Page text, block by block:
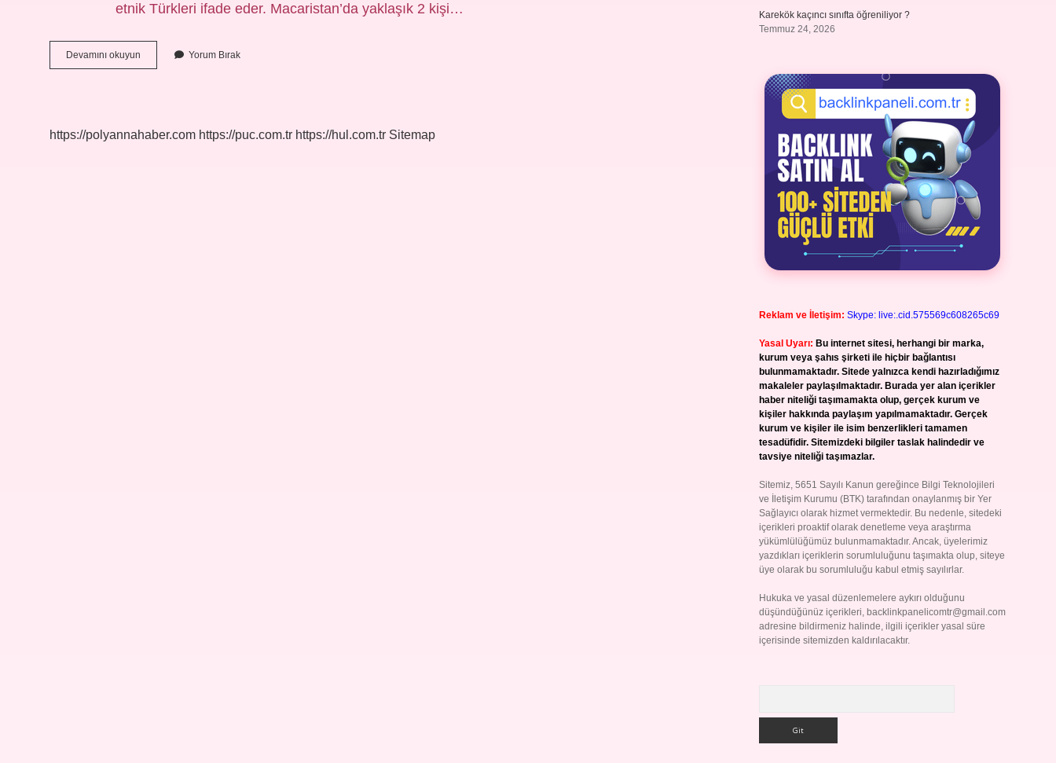
etnik Türkleri ifade eder. Macaristan’da yaklaşık 2 kişi…
Devamını okuyun
Türkleri
Yorum Bırak
https://polyannahaber.com https://puc.com.tr https://hul.com.tr Sitemap
Karekök kaçıncı sınıfta öğreniliyor ?
Temmuz 24, 2026
Reklam ve İletişim: Skype: live:.cid.575569c608265c69
Yasal Uyarı: Bu internet sitesi, herhangi bir marka,
kurum veya şahıs şirketi ile hiçbir bağlantısı
bulunmamaktadır. Sitede yalnızca kendi hazırladığımız
makaleler paylaşılmaktadır. Burada yer alan içerikler
haber niteliği taşımamakta olup, gerçek kurum ve
kişiler hakkında paylaşım yapılmamaktadır. Gerçek
kurum ve kişiler ile isim benzerlikleri tamamen
tesadüfidir. Sitemizdeki bilgiler taslak halindedir ve
tavsiye niteliği taşımazlar.
Sitemiz, 5651 Sayılı Kanun gereğince Bilgi Teknolojileri
ve İletişim Kurumu (BTK) tarafından onaylanmış bir Yer
Sağlayıcı olarak hizmet vermektedir. Bu nedenle, sitedeki
içerikleri proaktif olarak denetleme veya araştırma
yükümlülüğümüz bulunmamaktadır. Ancak, üyelerimiz
yazdıkları içeriklerin sorumluluğunu taşımakta olup, siteye
üye olarak bu sorumluluğu kabul etmiş sayılırlar.
Hukuka ve yasal düzenlemelere aykırı olduğunu
düşündüğünüz içerikleri, backlinkpanelicomtr@gmail.com
adresine bildirmeniz halinde, ilgili içerikler yasal süre
içerisinde sitemizden kaldırılacaktır.